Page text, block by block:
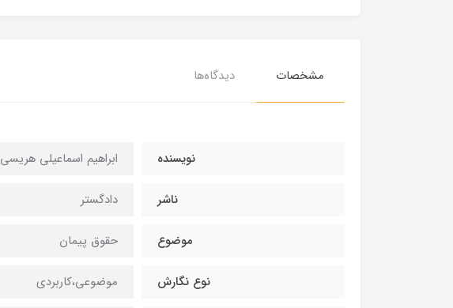
مشخصات دیدگاه‌ها
نویسنده ابراهیم اسماعیلی هریسی
ناشر دادگستر
موضوع حقوق پیمان
نوع نگارش موضوعی،کاربردی